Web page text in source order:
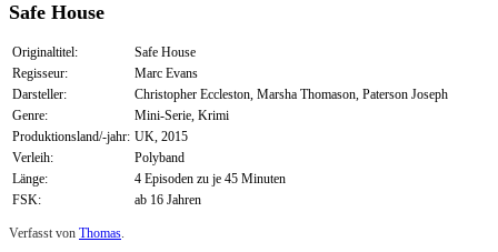
Safe House
Originaltitel:
Safe House
Regisseur:
Marc Evans
Darsteller:
Christopher Eccleston, Marsha Thomason, Paterson Joseph
Genre:
Mini-Serie, Krimi
Produktionsland/-jahr: UK, 2015
Verleih:
Polyband
Länge:
4 Episoden zu je 45 Minuten
FSK:
ab 16 Jahren
Verfasst von Thomas.